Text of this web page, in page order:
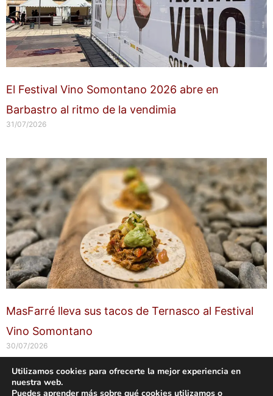
El Festival Vino Somontano 2026 abre en
Barbastro al ritmo de la vendimia
31/07/2026
MasFarré lleva sus tacos de Ternasco al Festival
Vino Somontano
30/07/2026
Copyright © 2026 labuenavidaenzaragoza.com
Utilizamos cookies para ofrecerte la mejor experiencia en
nuestra web.
Puedes aprender más sobre qué cookies utilizamos o